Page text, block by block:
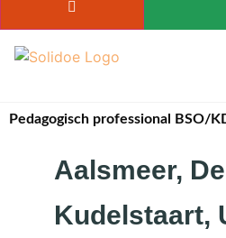
Pedagogisch professional BSO/
Aalsmeer,
Kudelstaart,